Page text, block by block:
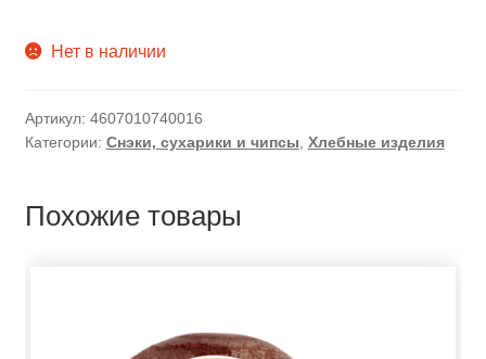
Нет в наличии
Артикул: 4607010740016
Категории: Снэки, сухарики и чипсы Хлебные изделия
Похожие товары